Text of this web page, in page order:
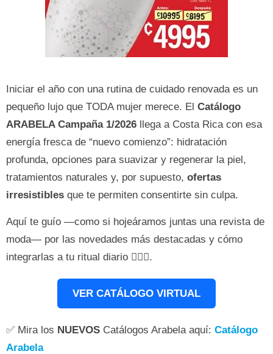
Iniciar el año con una rutina de cuidado renovada es un
pequeño lujo que TODA mujer merece. El Catálogo
ARABELA Campaña 1/2026 llega a Costa Rica con esa
energía fresca de “nuevo comienzo”: hidratación
profunda, opciones para suavizar y regenerar la piel,
tratamientos naturales y, por supuesto, ofertas
irresistibles que te permiten consentirte sin culpa.
Aquí te guío —como si hojeáramos juntas una revista de
moda— por las novedades más destacadas y cómo
integrarlas a tu ritual diario 💁‍♀️✨.
VER CATÁLOGO VIRTUAL
✅ Mira los NUEVOS Catálogos Arabela aquí: Catálogo
Arabela